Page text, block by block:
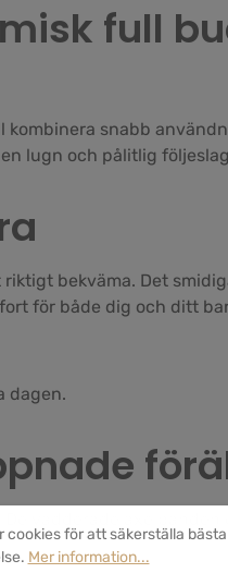
full
snabb
lugn och pålitlig
bekväma. Det
för både dig och ditt
dagen.
vadderade
cookies för att säkerställa bästa
Mer information...